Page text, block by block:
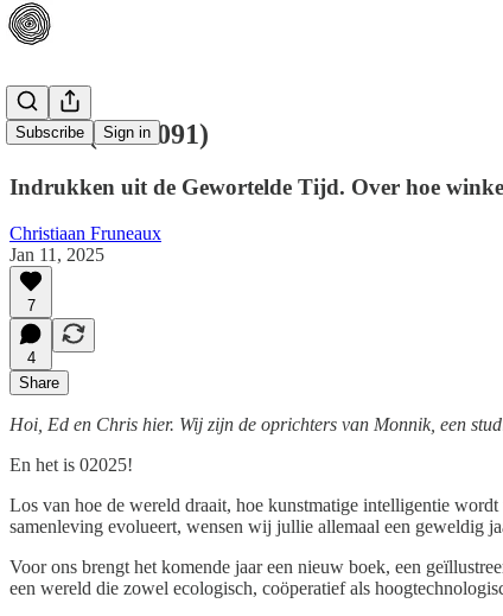
Subscribe Sign in
02025 (& 02091)
Indrukken uit de Gewortelde Tijd. Over hoe
Christiaan Fruneaux
Jan 11, 2025
7
4
Share
Hoi, Ed en Chris hier. Wij zijn de oprichters van Monnik, een
En het is 02025!
Los van hoe de wereld draait, hoe kunstmatige intelligentie
samenleving evolueert, wensen wij jullie allemaal een geweldig
Voor ons brengt het komende jaar een nieuw boek, een
een wereld die zowel ecologisch, coöperatief als